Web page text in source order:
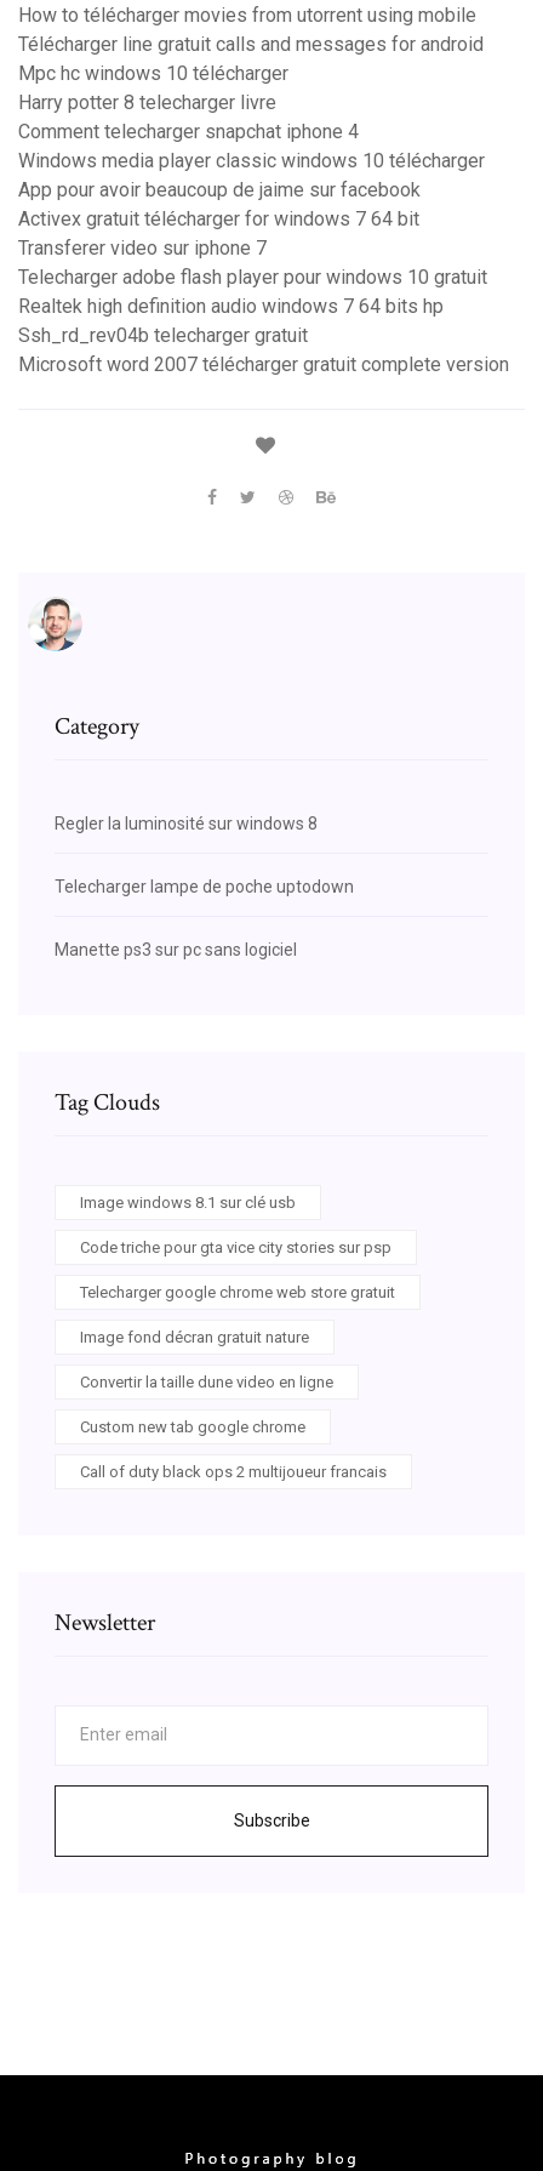
How to télécharger movies from utorrent using mobile
Télécharger line gratuit calls and messages for android
Mpc hc windows 10 télécharger
Harry potter 8 telecharger livre
Comment telecharger snapchat iphone 4
Windows media player classic windows 10 télécharger
App pour avoir beaucoup de jaime sur facebook
Activex gratuit télécharger for windows 7 64 bit
Transferer video sur iphone 7
Telecharger adobe flash player pour windows 10 gratuit
Realtek high definition audio windows 7 64 bits hp
Ssh_rd_rev04b telecharger gratuit
Microsoft word 2007 télécharger gratuit complete version
Category
Regler la luminosité sur windows 8
Telecharger lampe de poche uptodown
Manette ps3 sur pc sans logiciel
Tag Clouds
Image windows 8.1 sur clé usb
Code triche pour gta vice city stories sur psp
Telecharger google chrome web store gratuit
Image fond décran gratuit nature
Convertir la taille dune video en ligne
Custom new tab google chrome
Call of duty black ops 2 multijoueur francais
Newsletter
Subscribe